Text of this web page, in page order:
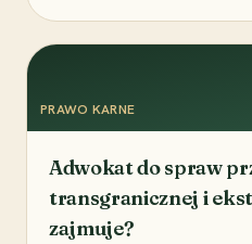
PRAWO KARNE
Adwokat do spraw
transgranicznej i
zajmuje?